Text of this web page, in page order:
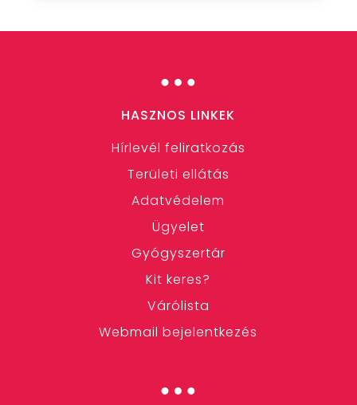
…
HASZNOS LINKEK
Hírlevél feliratkozás
Területi ellátás
Adatvédelem
Ügyelet
Gyógyszertár
Kit keres?
Várólista
Webmail bejelentkezés
…